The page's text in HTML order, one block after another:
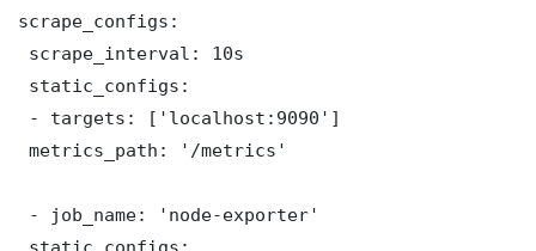
scrape_configs:
scrape_interval: 10s
static_configs:
- targets: ['localhost:9090']
metrics_path: '/metrics'
- job_name: 'node-exporter'
static_configs: